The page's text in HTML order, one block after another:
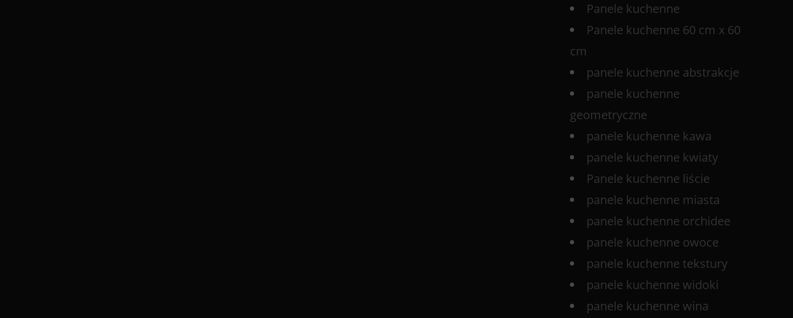
Panele kuchenne
Panele kuchenne 60 cm x 60
cm
panele kuchenne abstrakcje
panele kuchenne
geometryczne
panele kuchenne kawa
panele kuchenne kwiaty
Panele kuchenne liście
panele kuchenne miasta
panele kuchenne orchidee
panele kuchenne owoce
panele kuchenne tekstury
panele kuchenne widoki
panele kuchenne wina